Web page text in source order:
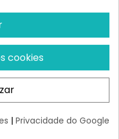
cookies
| Privacidade do Google